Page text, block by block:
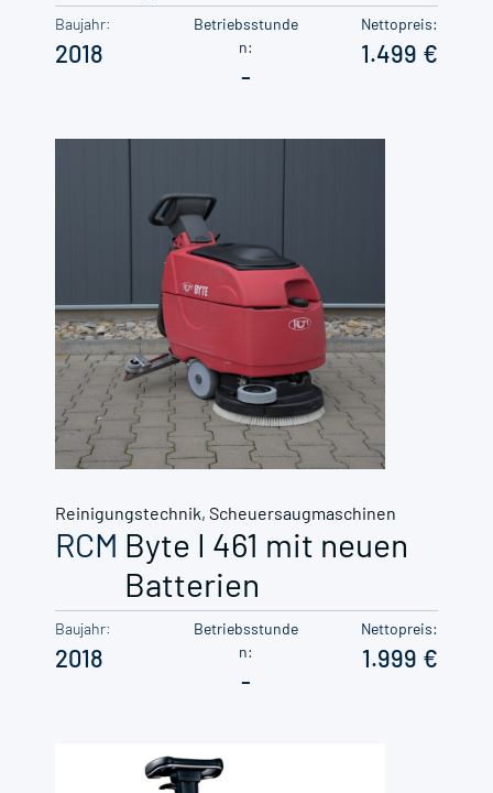
Baujahr:
2018
Betriebsstunde
n:
-
Nettopreis:
1.499
Reinigungstechnik, Scheuersaugmaschinen
RCM Byte I 461 mit neuen
Batterien
Baujahr:
2018
Betriebsstunde
n:
-
Nettopreis:
1.999